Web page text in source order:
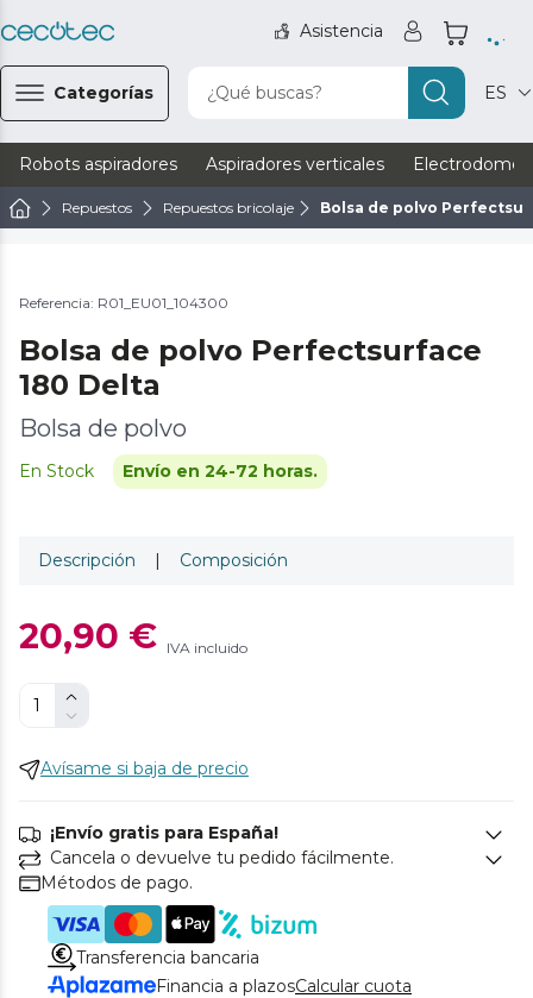
Asistencia
Categorías ¿Qué buscas? ES
Robots aspiradores Aspiradores verticales
Repuestos Repuestos bricolaje Bolsa de polvo
Referencia: R01_EU01_104300
Bolsa de polvo Perfectsurface
180 Delta
Bolsa de polvo
En Stock Envío en 24-72 horas.
Descripción | Composición
20,90 € IVA incluido
Avísame si baja de precio
¡Envío gratis para España!
Cancela o devuelve tu pedido fácilmente.
Métodos de pago.
Transferencia bancaria
Financia a plazosCalcular cuota